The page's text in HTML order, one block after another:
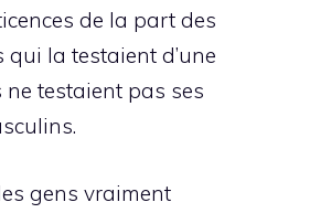
de la part des
la testaient d’une
testaient pas ses
gens vraiment